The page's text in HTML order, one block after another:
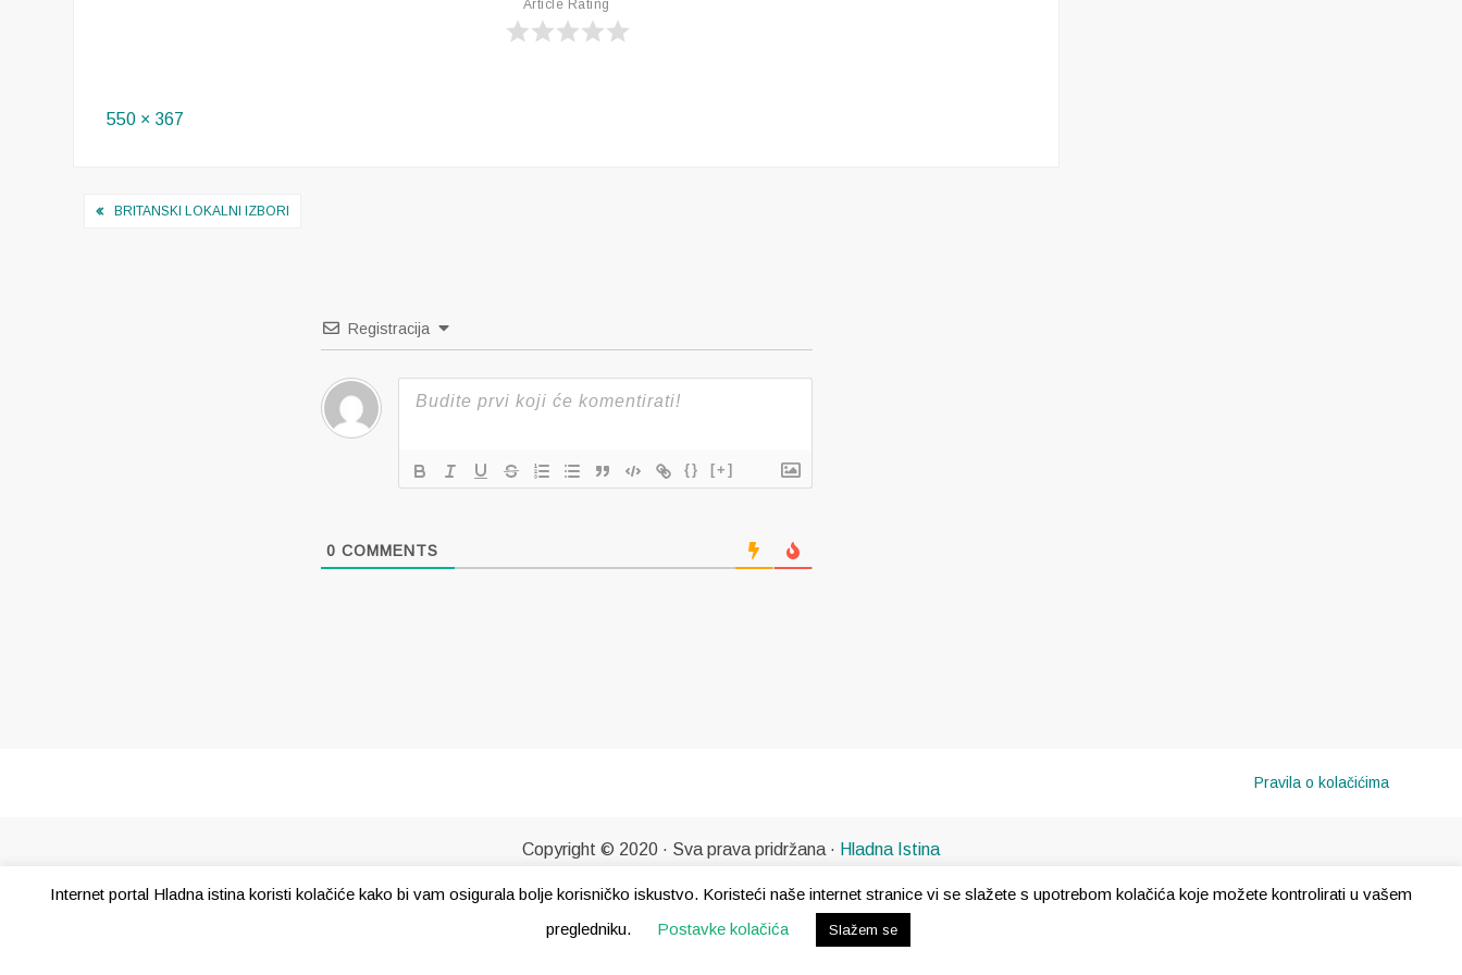
Article Rating
Full
550 × 367
Navigacija
BRITANSKI LOKALNI IZBORI
Registracija
{} [+]
0 COMMENTS
Pravila o kolačićima
Internet portal Hladna istina koristi kolačiće kako bi vam osigurala bolje korisničko iskustvo. Koristeći naše internet stranice vi se slažete s upotrebom kolačića koje možete kontrolirati u vašem
pregledniku.
Postavke kolačića Slažem se
Copyright © 2020 · Sva prava pridržana · Hladna Istina